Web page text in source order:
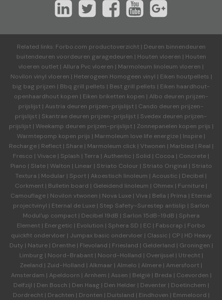
Related links: Forbo.com productoverzicht| Deuren binnendeuren
buitendeuren voordeuren garagedeuren | Houten vloeren | Houten
vloeren outlet | Allura Pvc vloeren | Marmoleum linoleum vloeren |
Novilon vinyl vloeren | Heterogeen Homogeen vinyl | Eiken houtpellets |
big bag prijzen | Bbq grill pellets | Best grill pellets | Eiken haardhout-
openhaardhout kopen | Eiken briketten kopen | Albo deuren prijzen-
prijslijst | Austria deuren prijzen-prijslijst | Cando deuren prijzen-
prijslijst | Skantrae deuren prijzen-prijslijst | Svedex deuren prijzen-
prijslijst| Weekamp deuren prijzen-prijslijst| Zonnepanelen kopen prijs |
Warmtepomp kopen prijs | Marmoleum love life energize | Inspire |
Recharge| Reflect| Share| Marmoleum click| Vtwonen | Marbled | Real |
Fresco | Vivace | Splash | Terra | Authentic | Solid | Cocoa | Concrete |
Piano | Slate| Walton | Linear | Striato Colour | Striato Original | Striato
Textura | Modular | Sport | Akoestisch linoleum | Acoustic | Decibel |
Corkment | Bulletin board | Geleidend linoleum | Ohmex | Furniture |
Camouflage | Novilon vtwonen | Nova Luxe | Viva | Bella | Prima | Eternal
projectvinyl | Eternal de Luxe | Step Safety-Surestep antislip | Sarlon
Modul'up compact| Decibel 19dB | Sarlon 15dB-19dB | Sphera
Element | Energetic | Evolution | Sphera SD | EC | Fabscrap | Forbo
quickfit ondervloer | Jumpax basic ondervloer | Classic | CP| HD Heavy
Duty | Nature| Drenthe| Flevoland | Friesland | Gelderland | Groningen |
Limburg | Noord-Brabant| Noord-Holland | Overijssel | Utrecht|
Zeeland | Zuid-Holland | Alkmaar | Almelo | Almere | Amersfoort |
Amsterdam | Apeldoorn | Arnhem | Assen | België| Breda | Coevorden |
Delfzijl | Den Bosch | Den Haag | Den Helder | Deventer | Doetinchem |
Dordrecht| Drachten | Dronten | Duitsland | Eindhoven | Emmeloord |